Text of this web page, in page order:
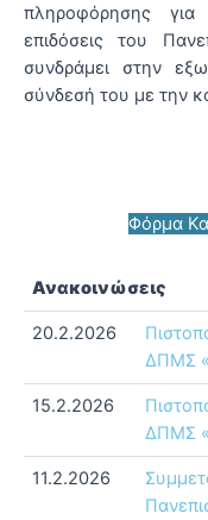
πληροφόρησης
επιδόσεις του
συνδράμει στην
σύνδεσή του με την
Φόρμα
Ανακοινώσεις
20.2.2026
ΔΠΜΣ
15.2.2026
ΔΠΜΣ
11.2.2026